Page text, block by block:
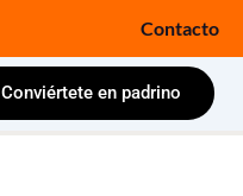
Contacto
Conviértete en padrino